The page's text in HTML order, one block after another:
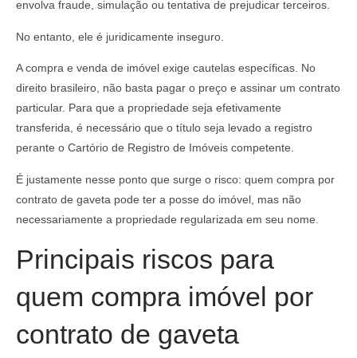
envolva fraude, simulação ou tentativa de prejudicar terceiros.
No entanto, ele é juridicamente inseguro.
A compra e venda de imóvel exige cautelas específicas. No
direito brasileiro, não basta pagar o preço e assinar um contrato
particular. Para que a propriedade seja efetivamente
transferida, é necessário que o título seja levado a registro
perante o Cartório de Registro de Imóveis competente.
É justamente nesse ponto que surge o risco: quem compra por
contrato de gaveta pode ter a posse do imóvel, mas não
necessariamente a propriedade regularizada em seu nome.
Principais riscos para
quem compra imóvel por
contrato de gaveta